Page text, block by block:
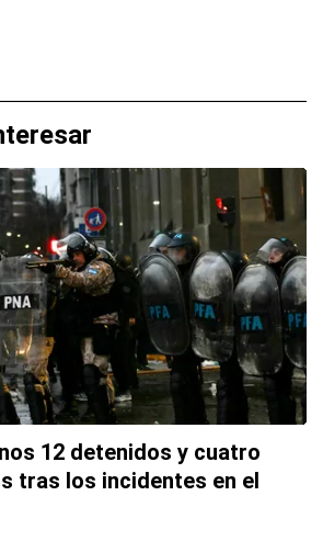
12 detenidos y cuatro
tras los incidentes en el